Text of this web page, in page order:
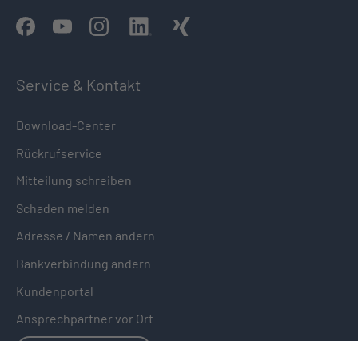
Service & Kontakt
Download-Center
Rückrufservice
Mitteilung schreiben
Schaden melden
Adresse / Namen ändern
Bankverbindung ändern
Kundenportal
Ansprechpartner vor Ort